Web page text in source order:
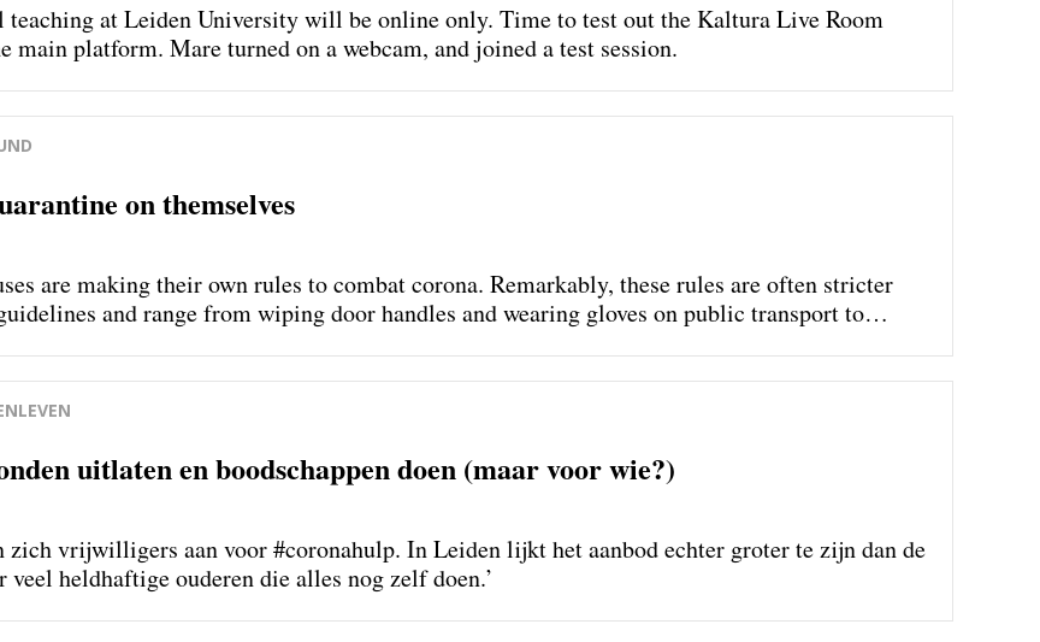
teaching at Leiden University will be online only. Time to test out the Kaltura Live Room
main platform. Mare turned on a webcam, and joined a test session.
on themselves
are making their own rules to combat corona. Remarkably, these rules are often stricter
and range from wiping door handles and wearing gloves on public transport to
uitlaten en boodschappen doen (maar voor wie?)
zich vrijwilligers aan voor #coronahulp. In Leiden lijkt het aanbod echter groter te zijn dan de
heldhaftige ouderen die alles nog zelf doen.’